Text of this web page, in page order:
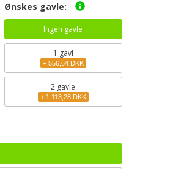
Ønskes gavle:
Ingen gavle
1 gavl
+ 556,64 DKK
2 gavle
+ 1.113,28 DKK